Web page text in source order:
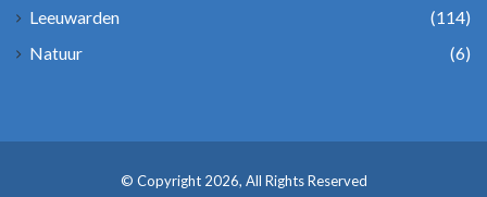
Leeuwarden
(114)
Natuur
(6)
© Copyright 2026, All Rights Reserved